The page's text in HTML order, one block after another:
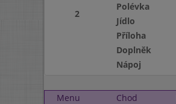
2
Polévka
Jídlo
Příloha
Doplněk
Nápoj
Menu
Chod